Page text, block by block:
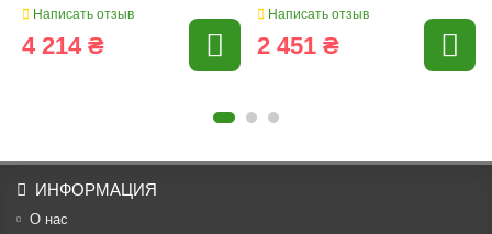
Написать отзыв
4 214 ₴
Написать отзыв
2 451 ₴
ИНФОРМАЦИЯ
О нас